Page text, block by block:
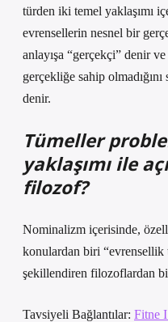
türden iki temel yaklaşımı
evrensellerin nesnel bir
anlayışa “gerçekçi” denir
gerçekliğe sahip
denir.
Tümeller
yaklaşımı ile
filozof?
Nominalizm içerisinde,
konulardan biri “evrensellik
şekillendiren filozoflardan
Tavsiyeli Bağlantılar: Fitne